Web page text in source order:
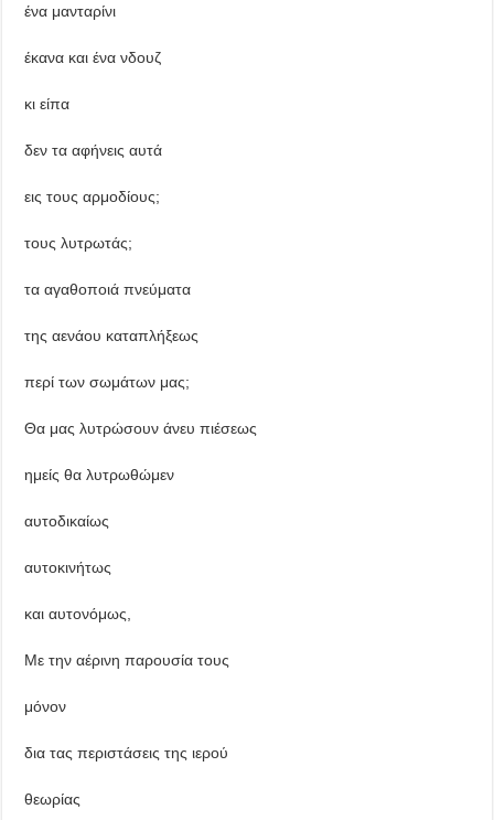
ένα μανταρίνι
έκανα και ένα νδουζ
κι είπα
δεν τα αφήνεις αυτά
εις τους αρμοδίους;
τους λυτρωτάς;
τα αγαθοποιά πνεύματα
της αενάου καταπλήξεως
περί των σωμάτων μας;
Θα μας λυτρώσουν άνευ πιέσεως
ημείς θα λυτρωθώμεν
αυτοδικαίως
αυτοκινήτως
και αυτονόμως,
Με την αέρινη παρουσία τους
μόνον
δια τας περιστάσεις της ιερού
θεωρίας